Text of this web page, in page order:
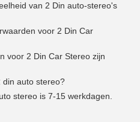
van 2 Din auto-stereo's
voor 2 Din Car
voor 2 Din Car Stereo zijn
din auto stereo?
stereo is 7-15 werkdagen.